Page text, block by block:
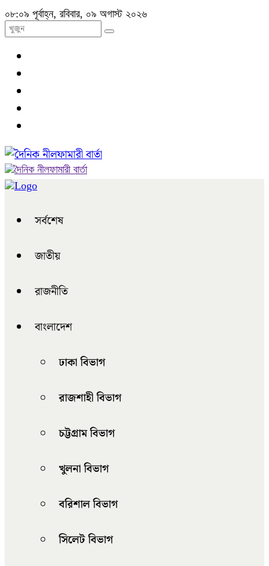
০৮:০৯ পূর্বাহ্ন, রবিবার, ০৯ অগাস্ট ২০২৬
সর্বশেষ
জাতীয়
রাজনীতি
বাংলাদেশ
ঢাকা বিভাগ
রাজশাহী বিভাগ
চট্টগ্রাম বিভাগ
খুলনা বিভাগ
বরিশাল বিভাগ
সিলেট বিভাগ